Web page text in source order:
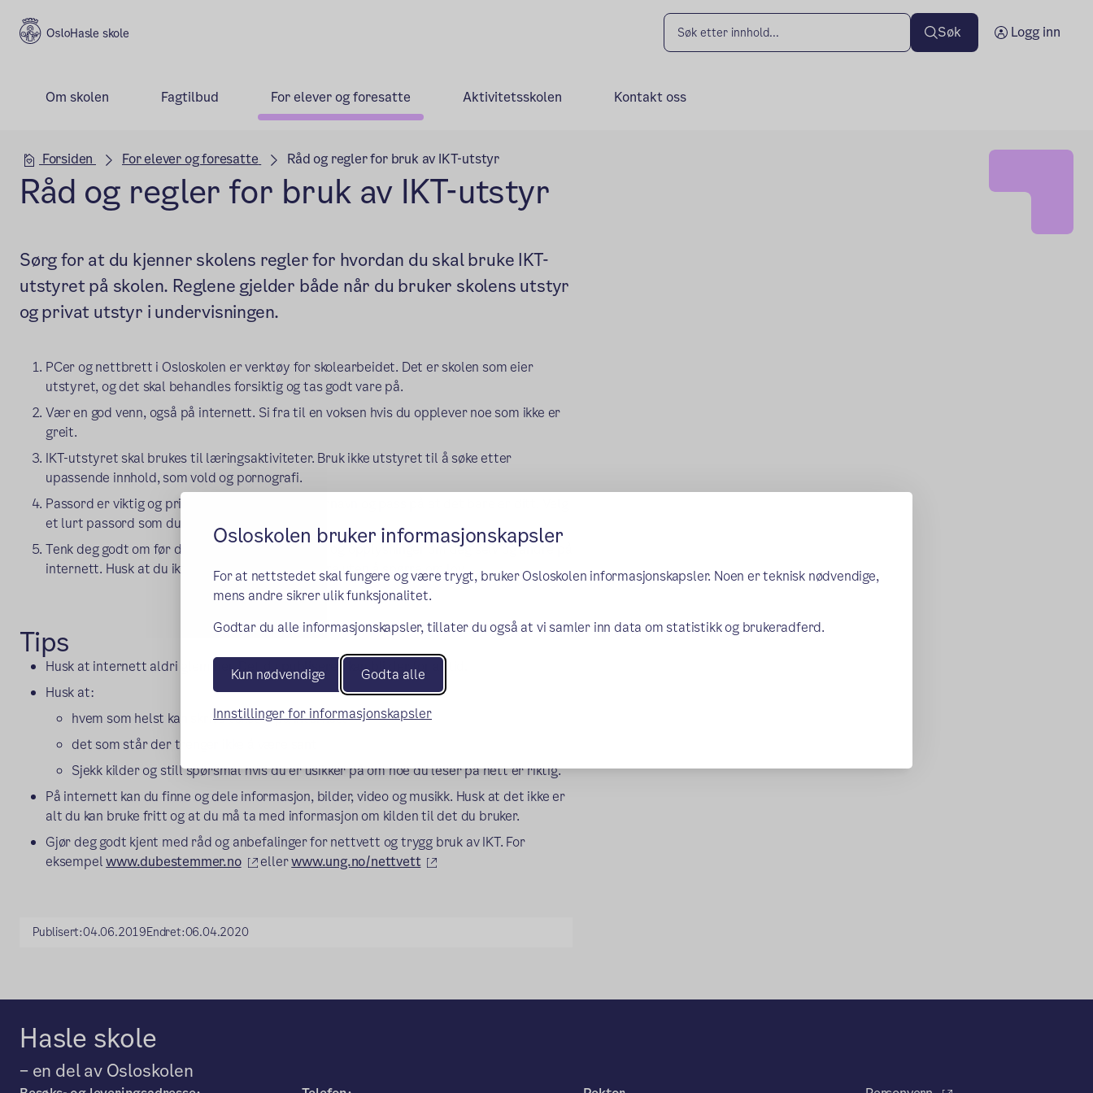
Osloskolen bruker informasjonskapsler
For at nettstedet skal fungere og være trygt, bruker Osloskolen informasjonskapsler. Noen er teknisk nødvendige,
mens andre sikrer ulik funksjonalitet.
Godtar du alle informasjonskapsler, tillater du også at vi samler inn data om statistikk og brukeradferd.
Kun nødvendige Godta alle
Innstillinger for informasjonskapsler
Hasle skole Søk Logg inn
Om skolen Fagtilbud For elever og foresatte Aktivitetsskolen Kontakt oss
Hovedseksjon
Forsiden For elever og foresatte Råd og regler for bruk av IKT-utstyr
Råd og regler for bruk av IKT-utstyr
Sørg for at du kjenner skolens regler for hvordan du skal bruke IKT-
utstyret på skolen. Reglene gjelder både når du bruker skolens utstyr
og privat utstyr i undervisningen.
PCer og nettbrett i Osloskolen er verktøy for skolearbeidet. Det er skolen som eier
utstyret, og det skal behandles forsiktig og tas godt vare på.
Vær en god venn, også på internett. Si fra til en voksen hvis du opplever noe som ikke er
greit.
IKT-utstyret skal brukes til læringsaktiviteter. Bruk ikke utstyret til å søke etter
upassende innhold, som vold og pornografi.
Passord er viktig og privat. Bruk ditt eget brukernavn og pass på at det bare er ditt. Velg
et lurt passord som du holder for deg selv.
Tenk deg godt om før du deler personlige bilder og opplysninger om deg selv og andre på
internett. Husk at du ikke kan dele bilder av andre uten å spørre om lov.
Tips
Husk at internett aldri glemmer. Det du publiserer, kan bli der for alltid.
Husk at:
hvem som helst kan skrive tekster på internett
det som står der trenger ikke å være sant
Sjekk kilder og still spørsmål hvis du er usikker på om noe du leser på nett er riktig.
På internett kan du finne og dele informasjon, bilder, video og musikk. Husk at det ikke er
alt du kan bruke fritt og at du må ta med informasjon om kilden til det du bruker.
Gjør deg godt kjent med råd og anbefalinger for nettvett og trygg bruk av IKT. For
eksempelwww.dubestemmer.no (ekstern lenke)
ellerwww.ung.no/nettvett (ekstern lenke)
Publisert:04.06.2019Endret:06.04.2020
Hasle skole
– en del av Osloskolen